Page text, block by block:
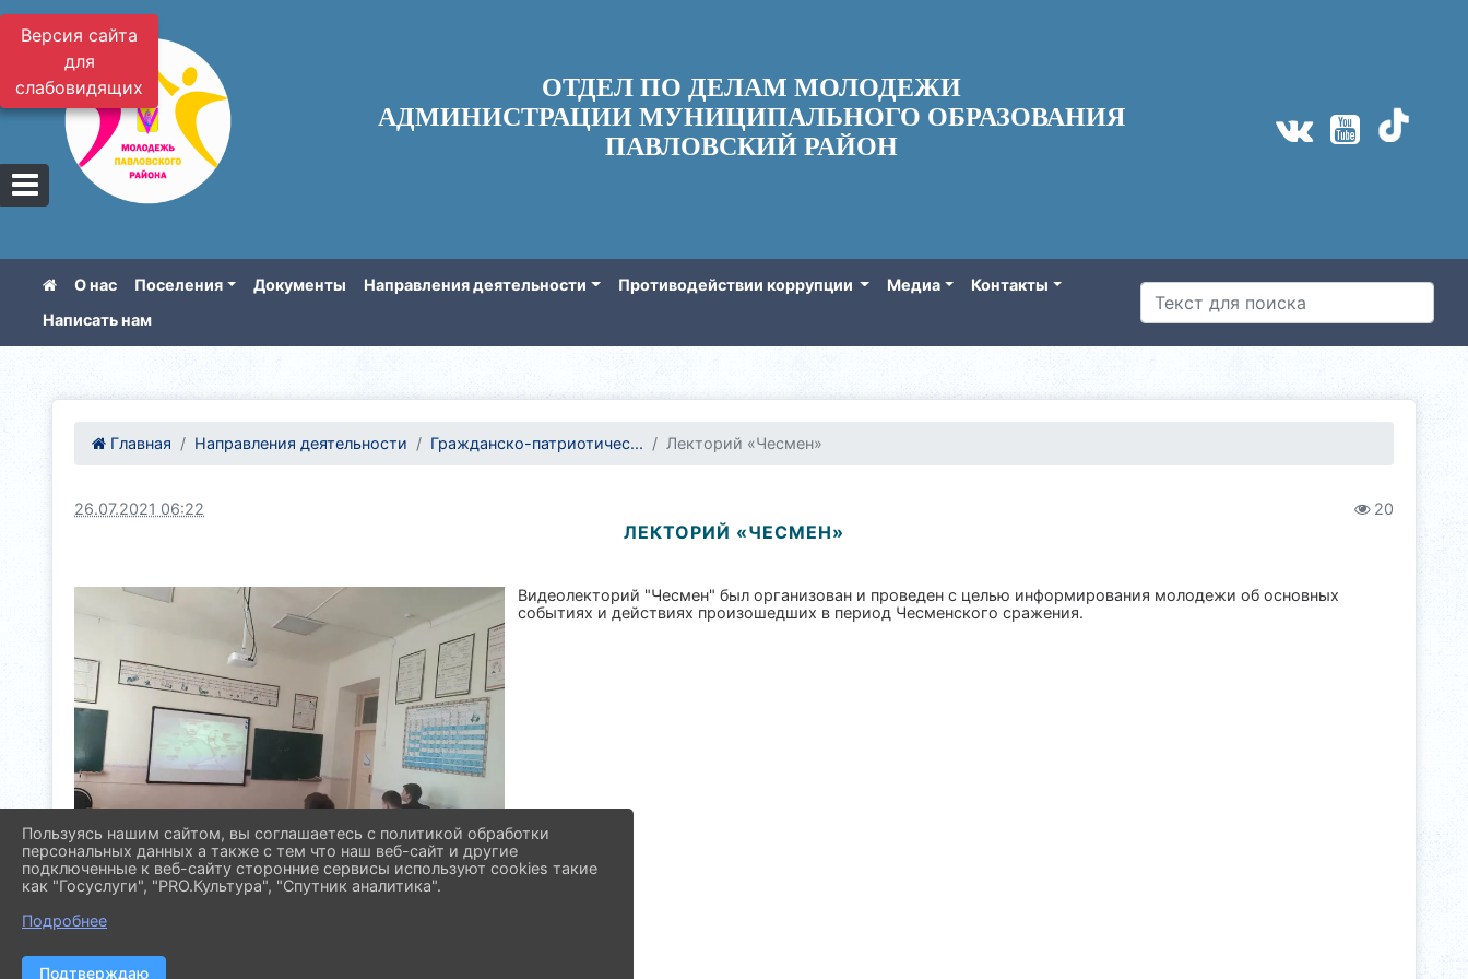
Версия сайта
для
слабовидящих
ОТДЕЛ ПО ДЕЛАМ МОЛОДЕЖИ
АДМИНИСТРАЦИИ МУНИЦИПАЛЬНОГО ОБРАЗОВАНИЯ
ПАВЛОВСКИЙ РАЙОН
О нас Поселения Документы Направления деятельности Противодействии коррупции Медиа
Контакты
Написать нам
Главная Направления деятельности Гражданско-патриотичес... Лекторий «Чесмен»
26.07.2021 06:22 20
ЛЕКТОРИЙ «ЧЕСМЕН»
Видеолекторий "Чесмен" был организован и проведен с целью информирования молодежи об основных
событиях и действиях произошедших в период Чесменского сражения.
Пользуясь нашим сайтом, вы соглашаетесь с политикой обработки
персональных данных а также с тем что наш веб-сайт и другие
подключенные к веб-сайту сторонние сервисы используют cookies такие
как "Госуслуги", "PRO.Культура", "Спутник аналитика".
Подробнее
Подтверждаю